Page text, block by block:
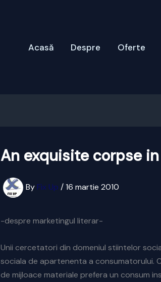
Acasă Despre Oferte
An exquisite corpse
By Fix Up /16 martie 2010
-despre marketingul literar-
Unii cercetatori din domeniul stiintelor
sociala de apartenenta a consumatorului.
de mijloace materiale prefera un consum